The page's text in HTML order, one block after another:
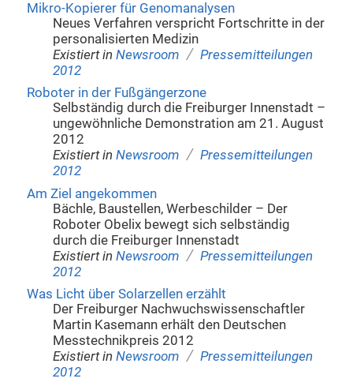
Mikro-Kopierer für Genomanalysen
Neues Verfahren verspricht Fortschritte in der
personalisierten Medizin
Existiert in Newsroom / Pressemitteilungen
2012
Roboter in der Fußgängerzone
Selbständig durch die Freiburger Innenstadt –
ungewöhnliche Demonstration am 21. August
2012
Existiert in Newsroom / Pressemitteilungen
2012
Am Ziel angekommen
Bächle, Baustellen, Werbeschilder – Der
Roboter Obelix bewegt sich selbständig
durch die Freiburger Innenstadt
Existiert in Newsroom / Pressemitteilungen
2012
Was Licht über Solarzellen erzählt
Der Freiburger Nachwuchswissenschaftler
Martin Kasemann erhält den Deutschen
Messtechnikpreis 2012
Existiert in Newsroom / Pressemitteilungen
2012